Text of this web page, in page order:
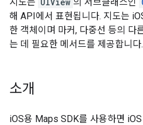
해 API에서 표현됩니다. 지도는
한 객체이며 마커, 다중선 등의 다
는 데 필요한 메서드를 제공합니다.
소개
iOS용 Maps SDK를 사용하면